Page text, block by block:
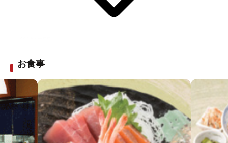
アカスリ 全日 11：00～23：00（最数受付22：00）
ご予約・お問合せ：0569-32-4065
お食事